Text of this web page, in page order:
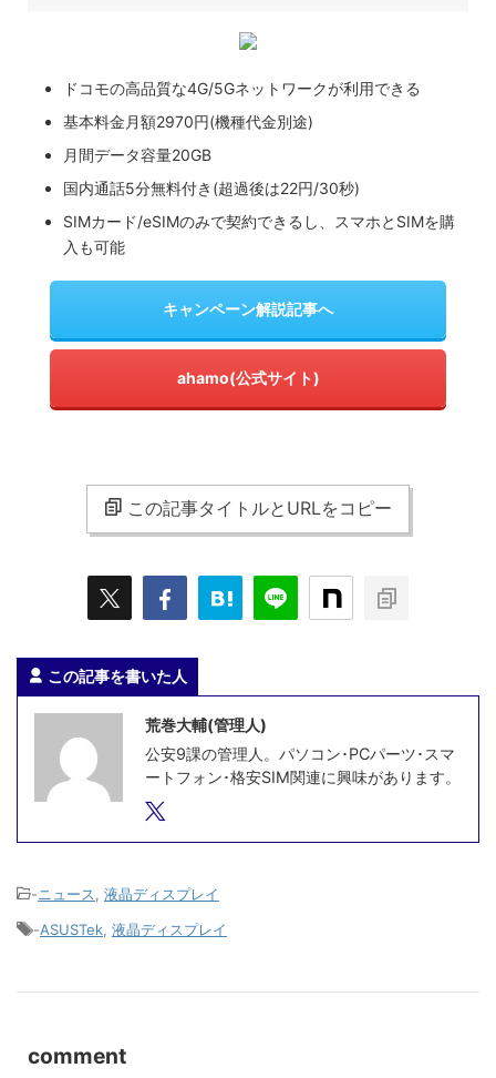
ドコモの高品質な4G/5Gネットワークが利用できる
基本料金月額2970円(機種代金別途)
月間データ容量20GB
国内通話5分無料付き(超過後は22円/30秒)
SIMカード/eSIMのみで契約できるし、スマホとSIMを購
入も可能
キャンペーン解説記事へ
ahamo(公式サイト)
この記事タイトルとURLをコピー
この記事を書いた人
荒巻大輔(管理人)
公安9課の管理人。パソコン･PCパーツ･スマ
ートフォン･格安SIM関連に興味があります。
-ニュース
液晶ディスプレイ
-ASUSTek 液晶ディスプレイ
comment